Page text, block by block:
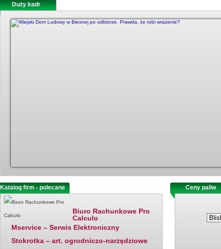
Duży kadr
Katalog firm - polecane
Biuro Rachunkowe Pro
Calculo
Mservice – Serwis Elektroniczny
Stokrotka – art. ogrodniczo-narzędziowe
Ceny paliw